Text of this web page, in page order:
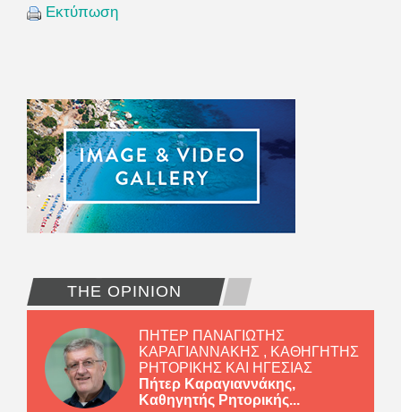
Εκτύπωση
THE OPINION
ΠΗΤΕΡ ΠΑΝΑΓΙΩΤΗΣ
ΚΑΡΑΓΙΑΝΝΑΚΗΣ , ΚΑΘΗΓΗΤΗΣ
ΡΗΤΟΡΙΚΗΣ ΚΑΙ ΗΓΕΣΙΑΣ
Πήτερ Καραγιαννάκης,
Καθηγητής Ρητορικής...